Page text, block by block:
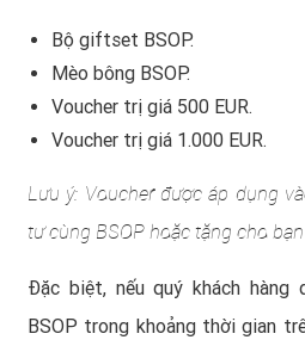
Bộ giftset BSOP.
Mèo bông BSOP.
Voucher trị giá 500 EUR.
Voucher trị giá 1.000 EUR.
Lưu ý: Voucher được áp dụng
tư cùng BSOP hoặc tặng cho
Đặc biệt, nếu quý khách hàng
BSOP trong khoảng thời gian